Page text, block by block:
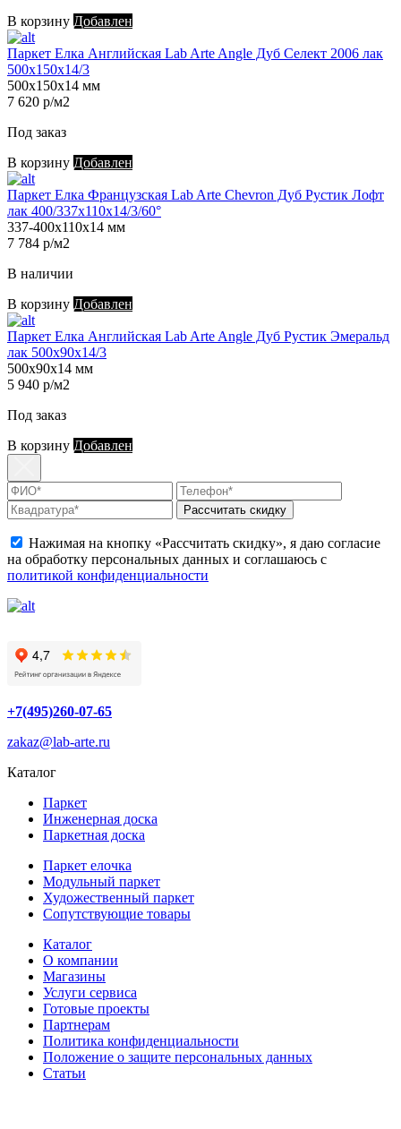
В корзину Добавлен
Паркет Елка Английская Lab Arte Angle Дуб Селект 2006 лак
500х150х14/3
500х150х14 мм
7 620 р/м2
Под заказ
В корзину Добавлен
Паркет Елка Французская Lab Arte Chevron Дуб Рустик Лофт
лак 400/337х110х14/3/60°
337-400х110х14 мм
7 784 р/м2
В наличии
В корзину Добавлен
Паркет Елка Английская Lab Arte Angle Дуб Рустик Эмеральд
лак 500х90х14/3
500х90х14 мм
5 940 р/м2
Под заказ
В корзину Добавлен
Рассчитать скидку
Нажимая на кнопку «Рассчитать скидку», я даю согласие
на обработку персональных данных и соглашаюсь с
политикой конфиденциальности
+7(495)260-07-65
zakaz@lab-arte.ru
Каталог
Паркет
Инженерная доска
Паркетная доска
Паркет елочка
Модульный паркет
Художественный паркет
Сопутствующие товары
Каталог
О компании
Магазины
Услуги сервиса
Готовые проекты
Партнерам
Политика конфиденциальности
Положение о защите персональных данных
Статьи